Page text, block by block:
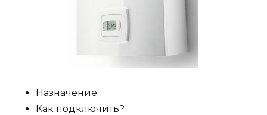
Назначение
Как подключить?